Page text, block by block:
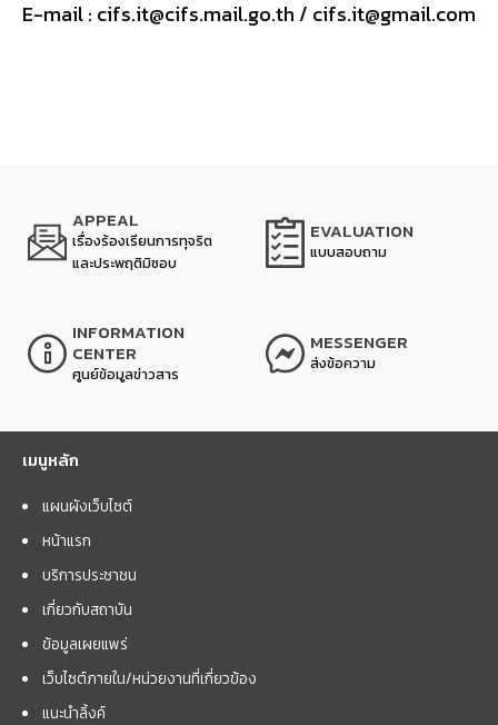
E-mail : cifs.it@cifs.mail.go.th / cifs.it@gmail.com
APPEAL
เรื่องร้องเรียนการทุจริต
และประพฤติมิชอบ
EVALUATION
แบบสอบถาม
INFORMATION
CENTER
ศูนย์ข้อมูลข่าวสาร
MESSENGER
ส่งข้อความ
เมนูหลัก
แผนผังเว็บไซต์
หน้าแรก
บริการประชาชน
เกี่ยวกับสถาบัน
ข้อมูลเผยแพร่
เว็บไซต์ภายใน/หน่วยงานที่เกี่ยวข้อง
แนะนำลิ้งค์